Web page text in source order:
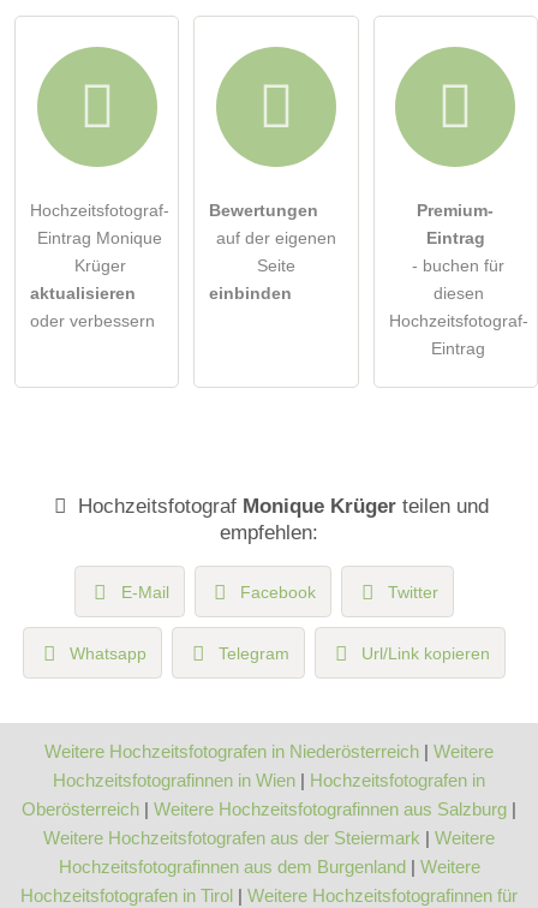
Hochzeitsfotograf-
Eintrag Monique
Krüger
aktualisieren
oder verbessern
Bewertungen
auf der eigenen
Seite
einbinden
Premium-
Eintrag
- buchen für
diesen
Hochzeitsfotograf-
Eintrag
Hochzeitsfotograf Monique Krügerteilen und
empfehlen:
E-Mail Facebook Twitter
Whatsapp Telegram Url/Link kopieren
Weitere Hochzeitsfotografen in Niederösterreich | Weitere
Hochzeitsfotografinnen in Wien | Hochzeitsfotografen in
Oberösterreich | Weitere Hochzeitsfotografinnen aus Salzburg |
Weitere Hochzeitsfotografen aus der Steiermark | Weitere
Hochzeitsfotografinnen aus dem Burgenland| Weitere
Hochzeitsfotografen in Tirol | Weitere Hochzeitsfotografinnen für